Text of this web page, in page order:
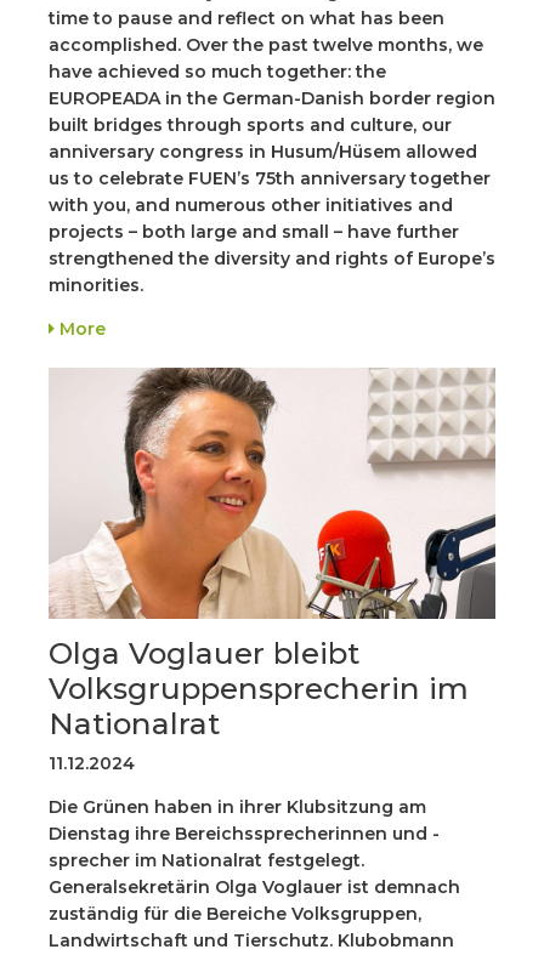
time to pause and reflect on what has been
accomplished. Over the past twelve months, we
have achieved so much together: the
EUROPEADA in the German-Danish border region
built bridges through sports and culture, our
anniversary congress in Husum/Hüsem allowed
us to celebrate FUEN’s 75th anniversary together
with you, and numerous other initiatives and
projects – both large and small – have further
strengthened the diversity and rights of Europe’s
minorities.
More
Olga Voglauer bleibt
Volksgruppensprecherin im
Nationalrat
11.12.2024
Die Grünen haben in ihrer Klubsitzung am
Dienstag ihre Bereichssprecherinnen und -
sprecher im Nationalrat festgelegt.
Generalsekretärin Olga Voglauer ist demnach
zuständig für die Bereiche Volksgruppen,
Landwirtschaft und Tierschutz. Klubobmann